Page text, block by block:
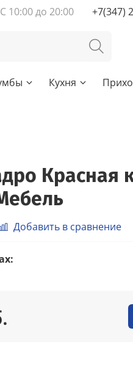
С 10:00 до 20:00 +7(347)
Кухня
Красная
Добавить в сравнение